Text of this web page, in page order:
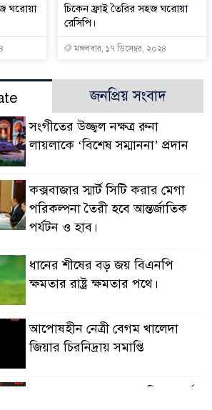
ঘরোয়া
চিকেন ফ্রাই তৈরির সহজ ঘরোয়া
রেসিপি।
মঙ্গলবার, ১৭ ডিসেম্বর, ২০২৪
জনপ্রিয় সংবাদ
সংগীতের উজ্জ্বল নক্ষত্র রুনা
লায়লাকে ‘বিশেষ সম্মাননা’ প্রদান
কক্সবাজার স্মার্ট সিটি করার মেগা
পরিকল্পনা তৈরী হবে আন্তর্জাতিক
পর্যটন ও হাব।
ধানের শীষের বড় জয় বিএনপি
ক্ষমতার রাষ্ট্র ক্ষমতার পথে।
আপোষহীন নেত্রী বেগম খালেদা
জিয়ার চিরনিদ্রায় সমাপ্তি